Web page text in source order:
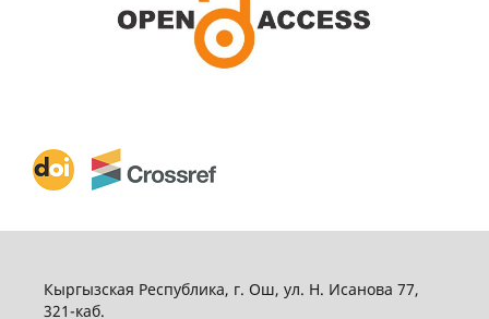
Кыргызская Республика, г. Ош, ул. Н. Исанова 77,
321-каб.